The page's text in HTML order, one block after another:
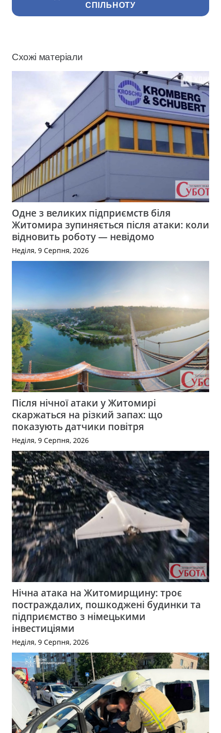
СПІЛЬНОТУ
Схожі матеріали
Одне з великих підприємств біля
Житомира зупиняється після атаки: коли
відновить роботу — невідомо
Неділя, 9 Серпня, 2026
Після нічної атаки у Житомирі
скаржаться на різкий запах: що
показують датчики повітря
Неділя, 9 Серпня, 2026
Нічна атака на Житомирщину: троє
постраждалих, пошкоджені будинки та
підприємство з німецькими
інвестиціями
Неділя, 9 Серпня, 2026